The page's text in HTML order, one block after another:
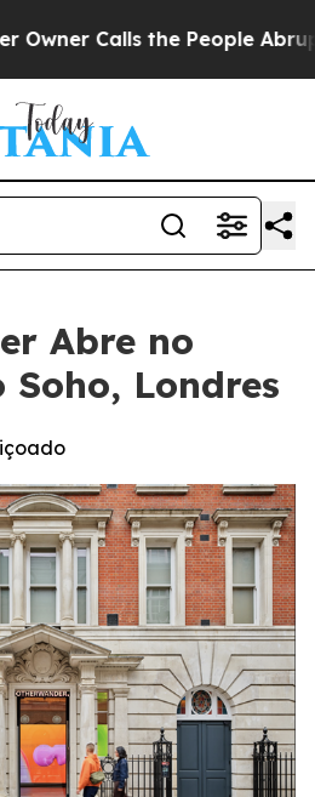
the People Abruptly
Abre no
Soho, Londres